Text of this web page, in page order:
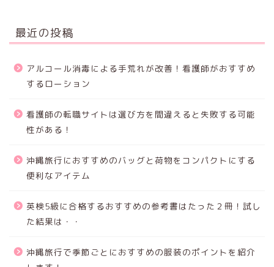
最近の投稿
アルコール消毒による手荒れが改善！看護師がおすすめ
するローション
看護師の転職サイトは選び方を間違えると失敗する可能
性がある！
沖縄旅行におすすめのバッグと荷物をコンパクトにする
便利なアイテム
英検5級に合格するおすすめの参考書はたった２冊！試し
た結果は・・
沖縄旅行で季節ごとにおすすめの服装のポイントを紹介